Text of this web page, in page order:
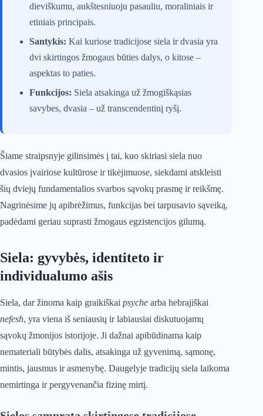
dieviškumu, aukštesniuoju pasauliu, moraliniais ir
etiniais principais.
Santykis: Kai kuriose tradicijose siela ir dvasia yra
dvi skirtingos žmogaus būties dalys, o kitose –
aspektas to paties.
Funkcijos: Siela atsakinga už žmogiškąsias
savybes, dvasia – už transcendentinį ryšį.
Šiame straipsnyje gilinsimės į tai, kuo skiriasi siela nuo
dvasios įvairiose kultūrose ir tikėjimuose, siekdami atskleisti
šių dviejų fundamentalios svarbos sąvokų prasmę ir reikšmę.
Nagrinėsime jų apibrėžimus, funkcijas bei tarpusavio sąveiką,
padėdami geriau suprasti žmogaus egzistencijos gilumą.
Siela: gyvybės, identiteto ir
individualumo ašis
Siela, dar žinoma kaip graikiškai psyche arba hebrajiškai
nefesh, yra viena iš seniausių ir labiausiai diskutuojamų
sąvokų žmonijos istorijoje. Ji dažnai apibūdinama kaip
nemateriali būtybės dalis, atsakinga už gyvenimą, sąmonę,
mintis, jausmus ir asmenybę. Daugelyje tradicijų siela laikoma
nemirtinga ir pergyvenančia fizinę mirtį.